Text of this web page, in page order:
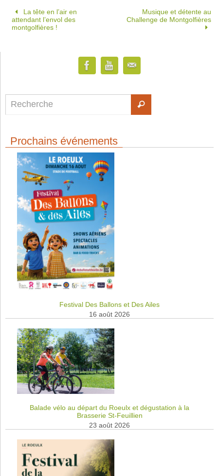
La tête en l’air en
attendant l’envol des
montgolfières !
Musique et détente au
Challenge de Montgolfières
Prochains événements
Festival Des Ballons et Des Ailes
16 août 2026
Balade vélo au départ du Roeulx et dégustation à la
Brasserie St-Feuillien
23 août 2026